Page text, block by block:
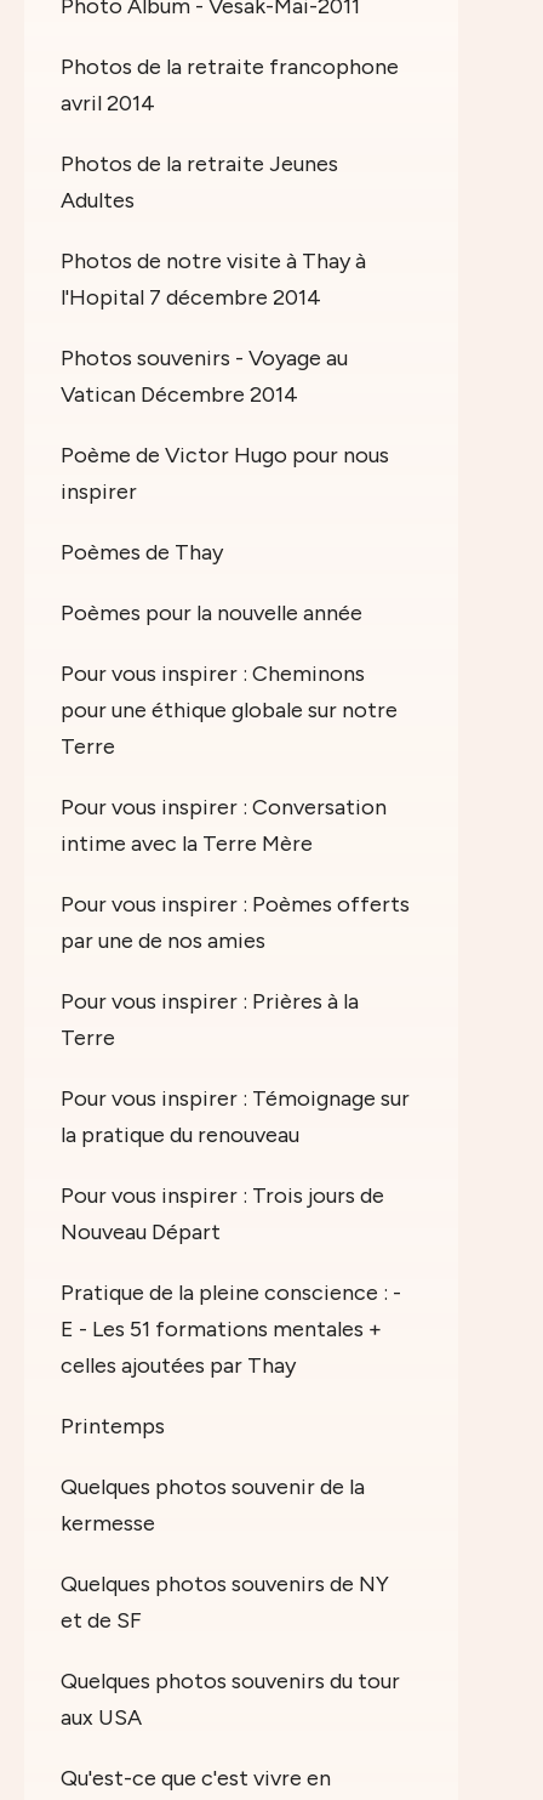
Photo Album - Vesak-Mai-2011
Photos de la retraite francophone
avril 2014
Photos de la retraite Jeunes
Adultes
Photos de notre visite à Thay à
l'Hopital 7 décembre 2014
Photos souvenirs - Voyage au
Vatican Décembre 2014
Poème de Victor Hugo pour nous
inspirer
Poèmes de Thay
Poèmes pour la nouvelle année
Pour vous inspirer : Cheminons
pour une éthique globale sur notre
Terre
Pour vous inspirer : Conversation
intime avec la Terre Mère
Pour vous inspirer : Poèmes offerts
par une de nos amies
Pour vous inspirer : Prières à la
Terre
Pour vous inspirer : Témoignage sur
la pratique du renouveau
Pour vous inspirer : Trois jours de
Nouveau Départ
Pratique de la pleine conscience : -
E - Les 51 formations mentales +
celles ajoutées par Thay
Printemps
Quelques photos souvenir de la
kermesse
Quelques photos souvenirs de NY
et de SF
Quelques photos souvenirs du tour
aux USA
Qu'est-ce que c'est vivre en